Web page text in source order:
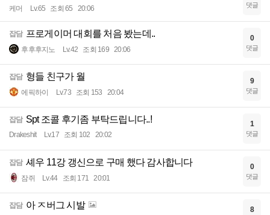
케머 Lv.65 조회 65 20:06 댓글
잡담 프로게이머 대회를 처음 봤는데..
후후후지노 Lv.42 조회 169 20:06
0
댓글
잡담 형들 친구가 월
에픽하이 Lv.73 조회 153 20:04
9
댓글
잡담 Spt 조콜 후기좀 부탁드립니다..!
Drakeshit Lv.17 조회 102 20:02
1
댓글
잡담 셰우 11강 갱신으로 구매 했다 감사합니다
잠쥐 Lv.44 조회 171 20:01
0
댓글
잡담 아 ㅈ버그 시발 8